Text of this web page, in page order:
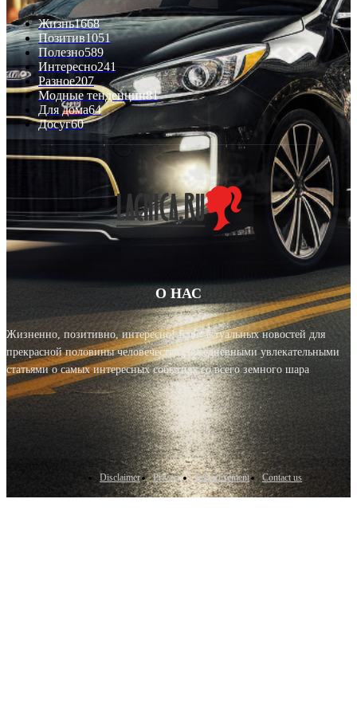
Жизнь1668
Позитив1051
Полезно589
Интересно241
Разное207
Модные тенденции81
Для дома64
Досуг60
О НАС
Жизненно, позитивно, интересно! Блог актуальных новостей для
прекрасной половины человечества с ежедневными увлекательными
статьями о самых интересных событиях со всего земного шара
Disclaimer Privacy Advertisement Contact us